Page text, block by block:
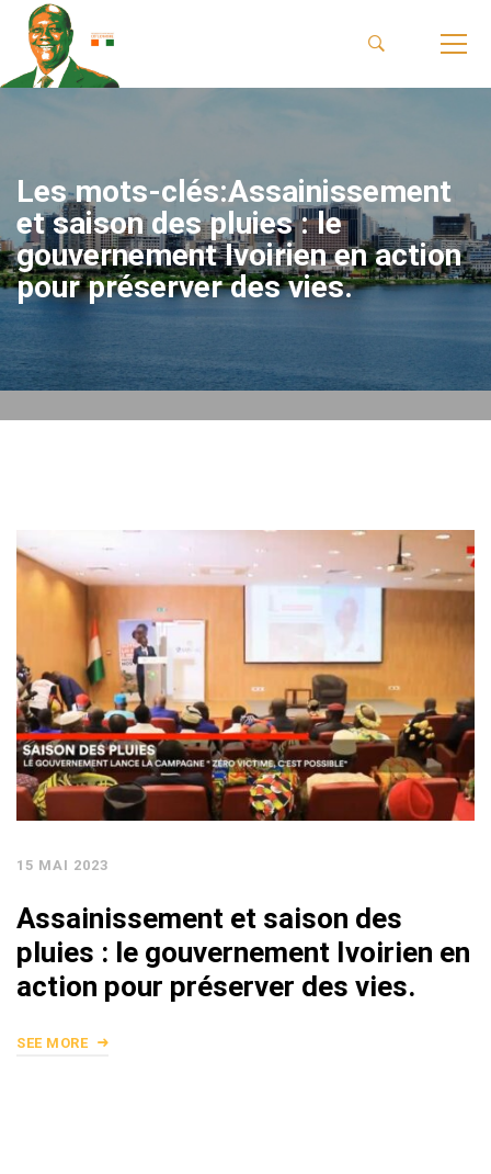
Les mots-clés:Assainissement
et saison des pluies : le
gouvernement Ivoirien en action
pour préserver des vies.
15 MAI 2023
Assainissement et saison des
pluies : le gouvernement Ivoirien en
action pour préserver des vies.
SEE MORE